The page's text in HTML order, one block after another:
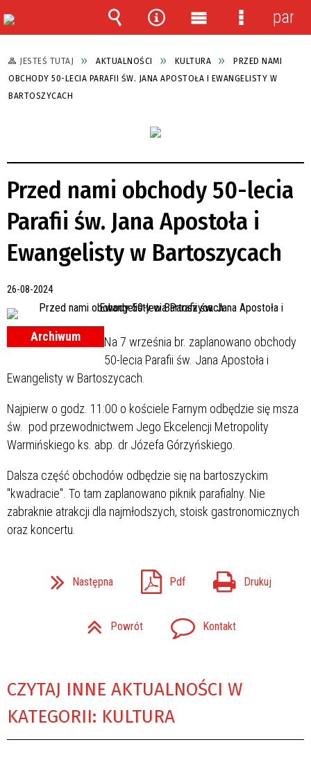
JESTEŚ TUTAJ AKTUALNOŚCI KULTURA
PRZED NAMI
OBCHODY 50-LECIA PARAFII ŚW. JANA APOSTOŁA I EWANGELISTY W
BARTOSZYCACH
Przed nami obchody 50-lecia
Parafii św. Jana Apostoła i
Ewangelisty w Bartoszycach
26-08-2024
Archiwum
Na 7 września br. zaplanowano obchody
50-lecia Parafii św. Jana Apostoła i
Ewangelisty w Bartoszycach.
Najpierw o godz. 11:00 o kościele Farnym odbędzie się msza
św. pod przewodnictwem Jego Ekcelencji Metropolity
Warmińskiego ks. abp. dr Józefa Górzyńskiego.
Dalsza część obchodów odbędzie się na bartoszyckim
"kwadracie". To tam zaplanowano piknik parafialny. Nie
zabraknie atrakcji dla najmłodszych, stoisk gastronomicznych
oraz koncertu.
Następna Pdf Drukuj
Powrót Kontakt
CZYTAJ INNE AKTUALNOŚCI W
KATEGORII: KULTURA
Wyszukiwarka
Narzędzia
Menu
główne
Menu
panel